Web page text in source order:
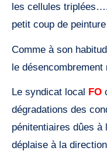
les cellules
petit coup de
Comme à son
le
Le syndicat local FO
dégradations des
pénitentiaires dûes à
déplaise à la